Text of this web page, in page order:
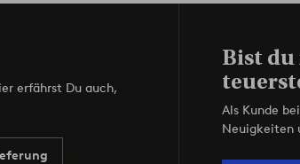
erfährst Du auch,
Bist du
Als Kunde
Neuigkeiten